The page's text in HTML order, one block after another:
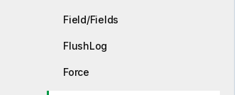
Field/Fields
FlushLog
Force